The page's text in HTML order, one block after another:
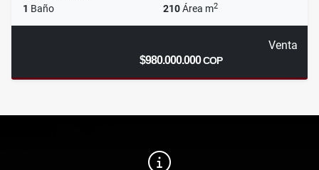
1 Baño 210Área m2
Venta
$980.000.000COP